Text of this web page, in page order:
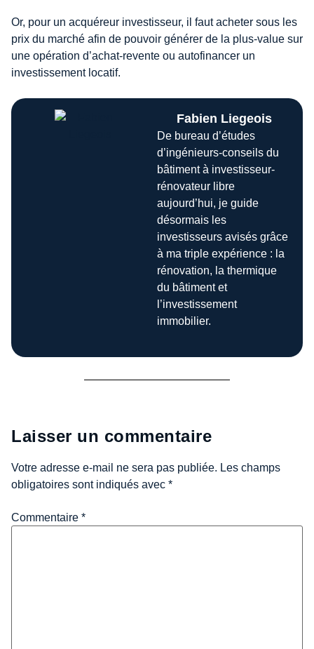
Or, pour un acquéreur investisseur, il faut acheter sous les
prix du marché afin de pouvoir générer de la plus-value sur
une opération d’achat-revente ou autofinancer un
investissement locatif.
Fabien Liegeois
De bureau d’études
d’ingénieurs-conseils du
bâtiment à investisseur-
rénovateur libre
aujourd’hui, je guide
désormais les
investisseurs avisés grâce
à ma triple expérience : la
rénovation, la thermique
du bâtiment et
l’investissement
immobilier.
Laisser un commentaire
Votre adresse e-mail ne sera pas publiée. Les champs
obligatoires sont indiqués avec *
Commentaire *